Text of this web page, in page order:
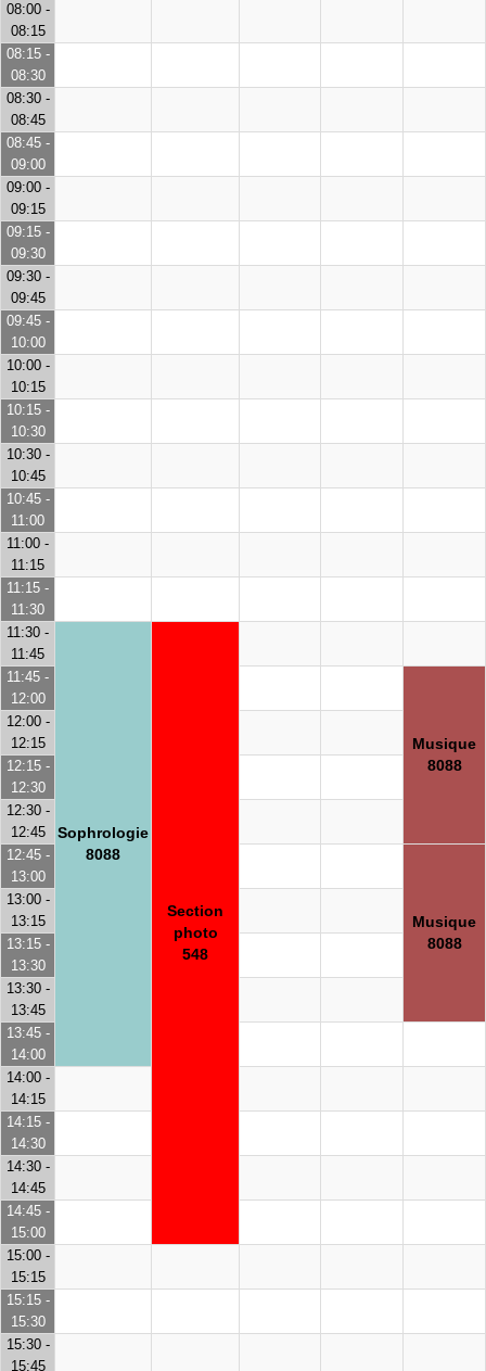
08:00 -
08:15
08:15 -
08:30
08:30 -
08:45
08:45 -
09:00
09:00 -
09:15
09:15 -
09:30
09:30 -
09:45
09:45 -
10:00
10:00 -
10:15
10:15 -
10:30
10:30 -
10:45
10:45 -
11:00
11:00 -
11:15
11:15 -
11:30
11:30 -
11:45
Sophrologie
8088
Section
photo
548
11:45 -
12:00
Musique
8088
12:00 -
12:15
12:15 -
12:30
12:30 -
12:45
12:45 -
13:00
Musique
8088
13:00 -
13:15
13:15 -
13:30
13:30 -
13:45
13:45 -
14:00
14:00 -
14:15
14:15 -
14:30
14:30 -
14:45
14:45 -
15:00
15:00 -
15:15
15:15 -
15:30
15:30 -
15:45